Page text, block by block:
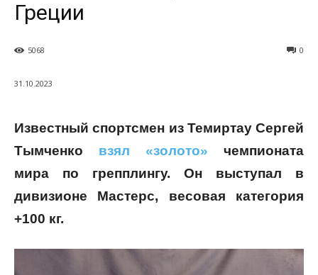
Греции
0
5068
31.10.2023
Известный спортсмен из Темиртау Сергей
Тымченко взял «золото» чемпионата
мира по грепплингу. Он выступал в
дивизионе Мастерс, весовая категория
+100 кг.